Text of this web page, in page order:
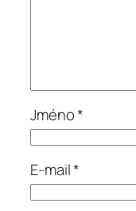
Jméno*
E-mail*